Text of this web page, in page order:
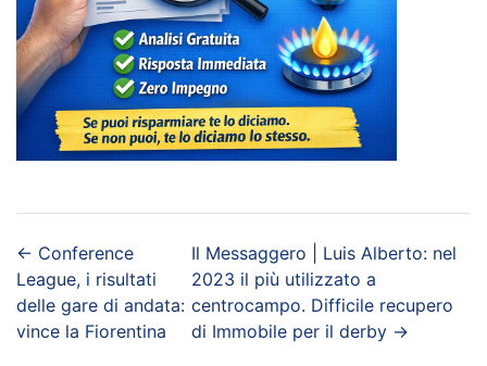
← Conference
League, i risultati
delle gare di andata:
vince la Fiorentina
Il Messaggero | Luis Alberto: nel
2023 il più utilizzato a
centrocampo. Difficile recupero
di Immobile per il derby →